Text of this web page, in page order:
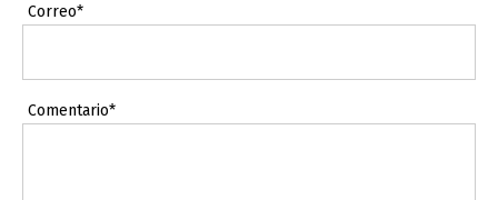
Correo*
Comentario*